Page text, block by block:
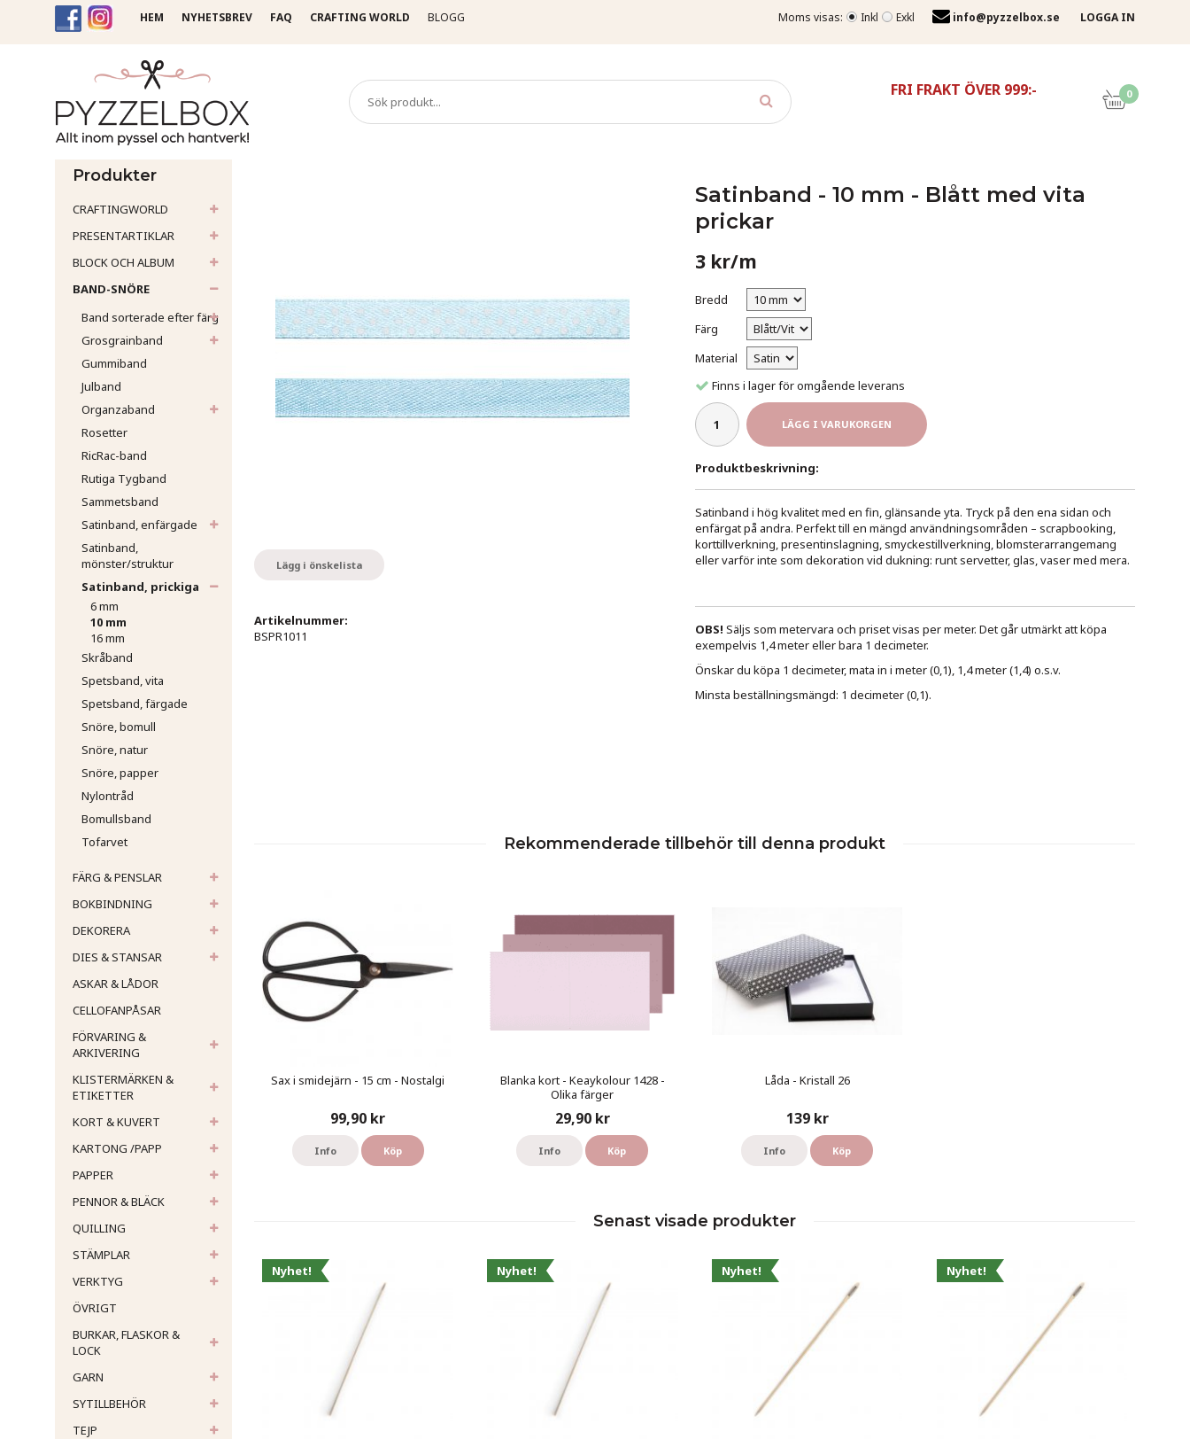
Moms visas: Inkl Exkl info@pyzzelbox.se LOGGA IN
HEM NYHETSBREV FAQ CRAFTING WORLD BLOGG
FRI FRAKT ÖVER 999:- 0
Produkter
CRAFTINGWORLD
PRESENTARTIKLAR
BLOCK OCH ALBUM
BAND-SNÖRE
Band sorterade efter färg
Grosgrainband
Gummiband
Julband
Organzaband
Rosetter
RicRac-band
Rutiga Tygband
Sammetsband
Satinband, enfärgade
Satinband,
mönster/struktur
Satinband, prickiga
6 mm
10 mm
16 mm
Skråband
Spetsband, vita
Spetsband, färgade
Snöre, bomull
Snöre, natur
Snöre, papper
Nylontråd
Bomullsband
Tofarvet
FÄRG & PENSLAR
BOKBINDNING
DEKORERA
DIES & STANSAR
ASKAR & LÅDOR
CELLOFANPÅSAR
FÖRVARING &
ARKIVERING
KLISTERMÄRKEN &
ETIKETTER
KORT & KUVERT
KARTONG /PAPP
PAPPER
PENNOR & BLÄCK
QUILLING
STÄMPLAR
VERKTYG
ÖVRIGT
BURKAR, FLASKOR &
LOCK
GARN
SYTILLBEHÖR
TEJP
Satinband - 10 mm - Blått med vita
prickar
3 kr/m
Bredd
Färg
Material
Finns i lager för omgående leverans
LÄGG I VARUKORGEN
Produktbeskrivning:
Satinband i hög kvalitet med en fin, glänsande yta. Tryck på den ena sidan och
enfärgat på andra. Perfekt till en mängd användningsområden – scrapbooking,
korttillverkning, presentinslagning, smyckestillverkning, blomsterarrangemang
eller varför inte som dekoration vid dukning: runt servetter, glas, vaser med mera.
OBS! Säljs som metervara och priset visas per meter. Det går utmärkt att köpa
exempelvis 1,4 meter eller bara 1 decimeter.
Önskar du köpa 1 decimeter, mata in i meter (0,1), 1,4 meter (1,4) o.s.v.
Minsta beställningsmängd: 1 decimeter (0,1).
Lägg i önskelista
Artikelnummer:
BSPR1011
Rekommenderade tillbehör till denna produkt
Sax i smidejärn - 15 cm - Nostalgi
99,90 kr
Info Köp
Blanka kort - Keaykolour 1428 -
Olika färger
29,90 kr
Info Köp
Låda - Kristall 26
139 kr
Info Köp
Senast visade produkter
Nyhet! Nyhet! Nyhet! Nyhet!